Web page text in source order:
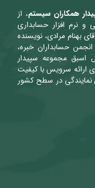
همکاران سیستم، از
و نرم افزار حسابداری
بهنام مرادی، نویسنده
حسابداران خبره،
اسبق مجموعه سپیدار
ارائه سرویس با کیفیت
نمایندگی در سطح کشور